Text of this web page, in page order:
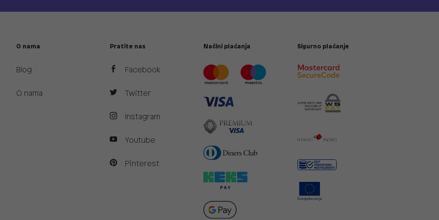
O nama
Blog
O nama
Pratite nas
Facebook
Twitter
Instagram
Youtube
Pinterest
Načini plaćanja Sigurno plaćanje